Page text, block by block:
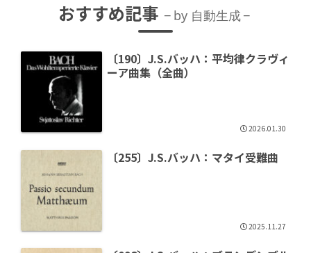
おすすめ記事 by 自動生成
〔190〕J.S.バッハ：平均律クラヴィ
ーア曲集（全曲）
2026.01.30
〔255〕J.S.バッハ：マタイ受難曲
2025.11.27